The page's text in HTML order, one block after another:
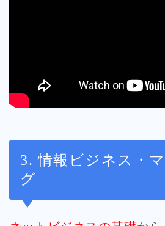
3. 情報ビジネス・
グ